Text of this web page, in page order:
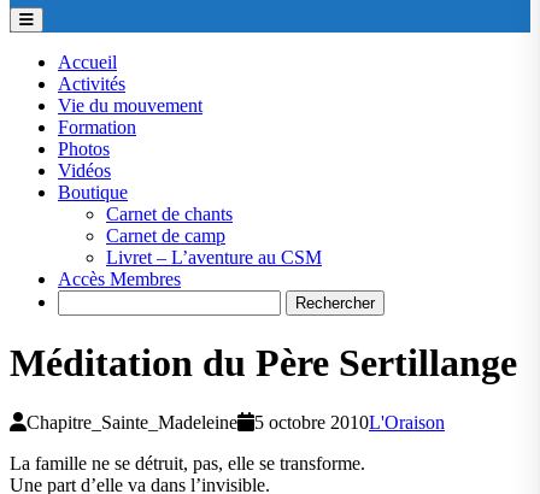
Accueil
Activités
Vie du mouvement
Formation
Photos
Vidéos
Boutique
Carnet de chants
Carnet de camp
Livret – L’aventure au CSM
Accès Membres
Méditation du Père Sertillange
Chapitre_Sainte_Madeleine 5 octobre 2010L'Oraison
La famille ne se détruit, pas, elle se transforme.
Une part d’elle va dans l’invisible.